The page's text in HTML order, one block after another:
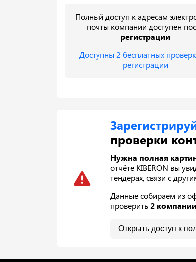
Полный доступ к адресам
почты компании доступен
регистрации
Доступны 2 бесплатных
регистрации
проверки
Нужна полная
отчёте KIBERON вы
тендерах, связи с
Данные собираем из
проверить2 компании
Открыть доступ к